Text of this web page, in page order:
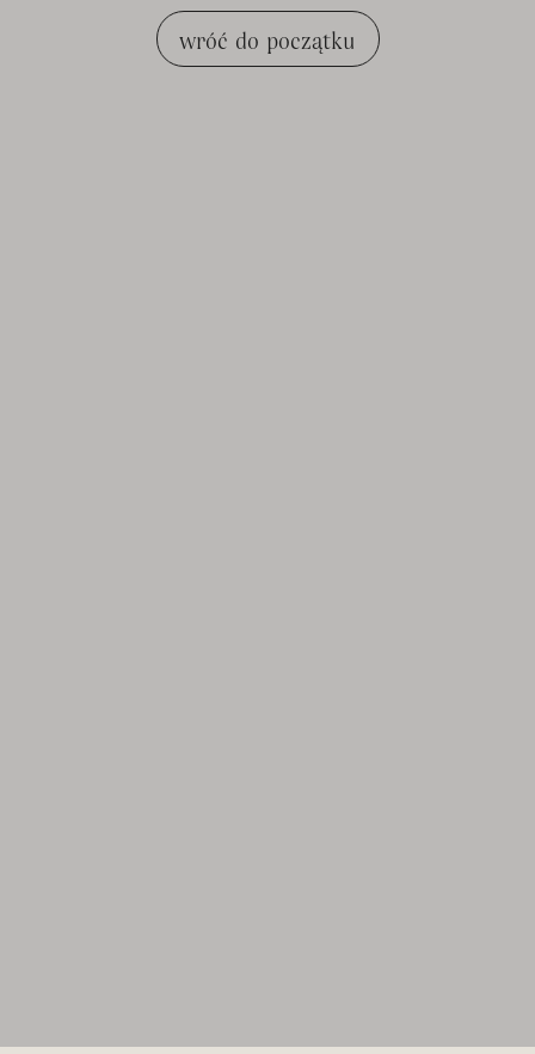
wróć do początku